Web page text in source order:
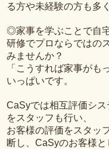
る方や未経験の方も多
◎家事を学ぶことで自
研修でプロならではの
みませんか？
「こうすれば家事がも
いっぱいです。
CaSyでは相互評価シ
をスタッフも行い、
お客様の評価をスタッ
断し、CaSyのお客様